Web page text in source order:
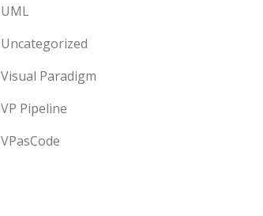
UML
Uncategorized
Visual Paradigm
VP Pipeline
VPasCode